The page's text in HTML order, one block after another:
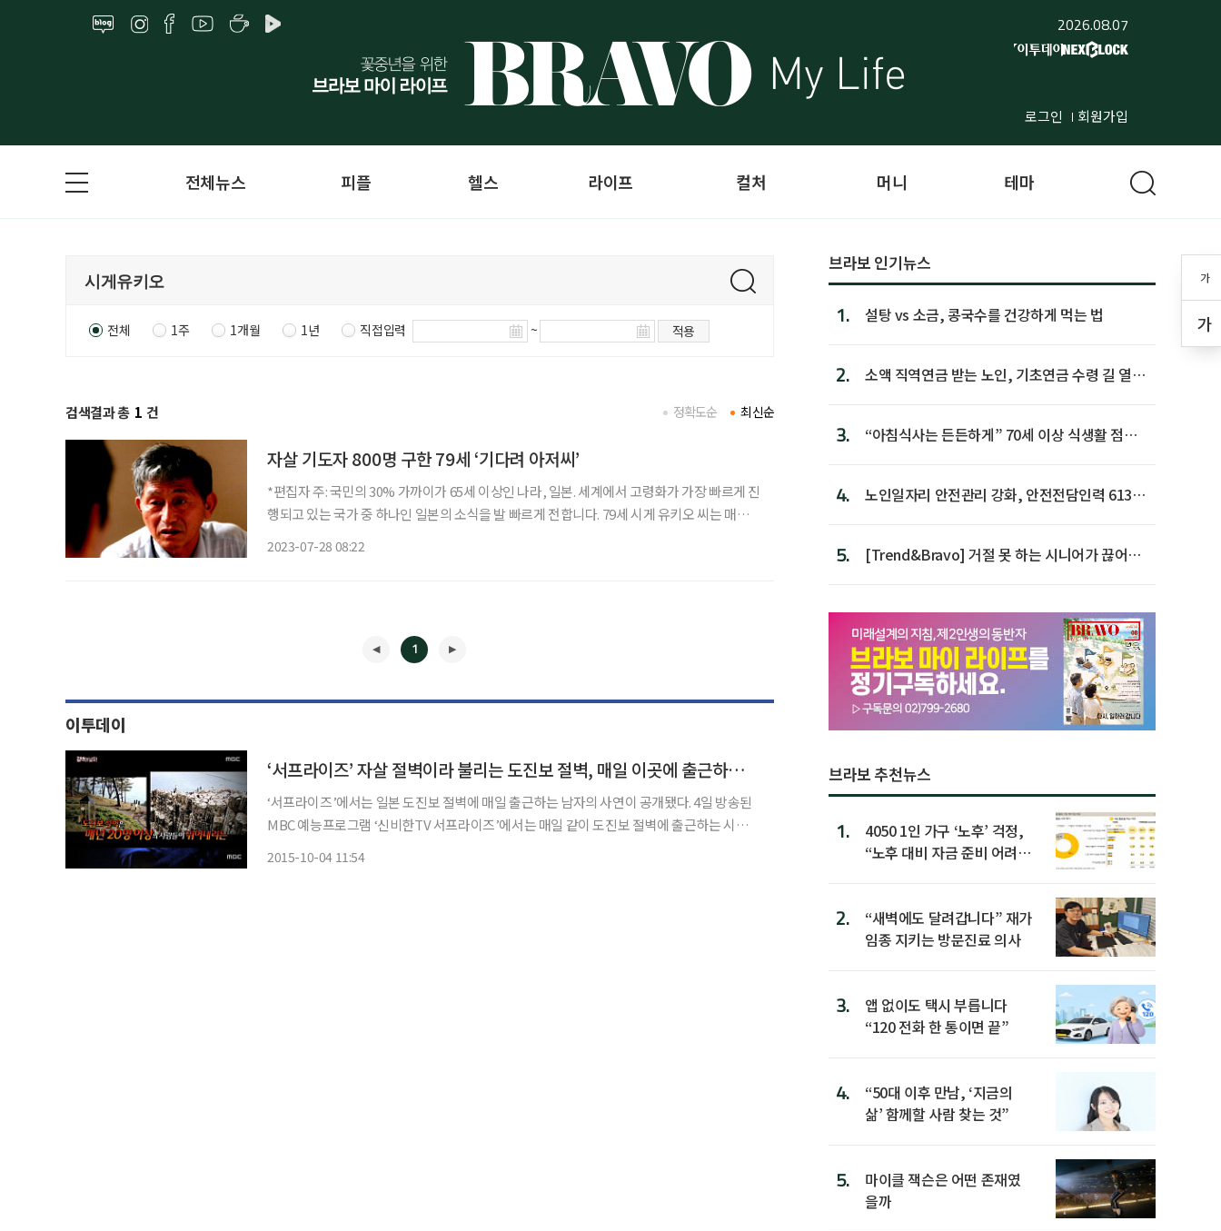
2026.08.07
로그인 회원가입
가
가
전체뉴스 피플 헬스 라이프 컬처 머니 테마
전체 1주 1개월 1년 직접입력 ~ 적용
검색결과 총 1 건 최신순
정확도순
자살 기도자 800명 구한 79세 ‘기다려 아저씨’
*편집자 주: 국민의 30% 가까이가 65세 이상인 나라, 일본. 세계에서 고령화가 가장 빠르게 진
행되고 있는 국가 중 하나인 일본의 소식을 발 빠르게 전합니다. 79세 시게 유키오 씨는 매일
2023-07-28 08:22
1
이투데이
‘서프라이즈’ 자살 절벽이라 불리는 도진보 절벽, 매일 이곳에 출근하는 시게 유키오의 사연은?
‘서프라이즈’에서는 일본 도진보 절벽에 매일 출근하는 남자의 사연이 공개됐다. 4일 방송된
MBC 예능프로그램 ‘신비한TV 서프라이즈’에서는 매일 같이 도진보 절벽에 출근하는 시게
2015-10-04 11:54
브라보 인기뉴스
1. 설탕 vs 소금, 콩국수를 건강하게 먹는 법
2.
소액 직역연금 받는 노인, 기초연금 수령 길 열린
3.
“아침식사는 든든하게” 70세 이상 식생활 점수
4.
노인일자리 안전관리 강화, 안전전담인력 613명
5.
[Trend&Bravo] 거절 못 하는 시니어가 끊어야
브라보 추천뉴스
1.
4050 1인 가구 ‘노후’ 걱정,
“노후 대비 자금 준비 어려
2.
“새벽에도 달려갑니다” 재가
임종 지키는 방문진료 의사
3.
앱 없이도 택시 부릅니다
“120 전화 한 통이면 끝”
4.
“50대 이후 만남, ‘지금의
삶’ 함께할 사람 찾는 것”
5.
마이클 잭슨은 어떤 존재였
을까